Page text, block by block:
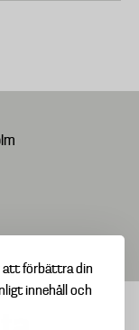
att förbättra din
innehåll och